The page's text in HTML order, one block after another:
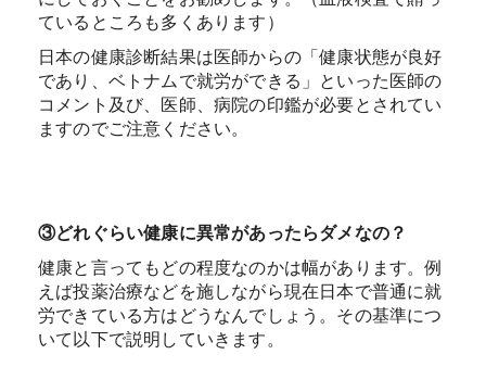
ているところも多くあります）
日本の健康診断結果は医師からの「健康状態が良好
であり、ベトナムで就労ができる」といった医師の
コメント及び、医師、病院の印鑑が必要とされてい
ますのでご注意ください。
③どれぐらい健康に異常があったらダメなの？
健康と言ってもどの程度なのかは幅があります。例
えば投薬治療などを施しながら現在日本で普通に就
労できている方はどうなんでしょう。その基準につ
いて以下で説明していきます。